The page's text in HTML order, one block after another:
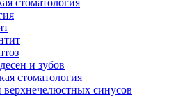
стоматология
и зубов
стоматология
верхнечелюстных синусов